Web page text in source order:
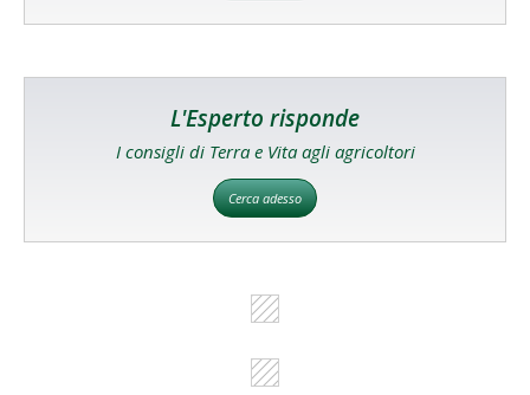
L'Esperto risponde
I consigli di Terra e Vita agli agricoltori
Cerca adesso